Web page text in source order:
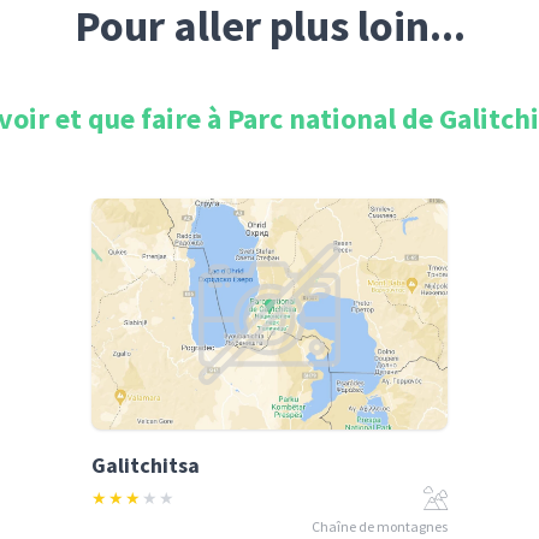
Pour aller plus loin...
et que faire à Parc national de
Galitchitsa
★★★ ★ ★
Chaîne de montagnes